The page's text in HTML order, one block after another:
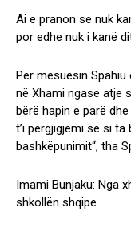
Ai e pranon se nuk
por edhe nuk i kanë
Për mësuesin
në Xhami ngase atje
bërë hapin e parë
t’i përgjigjemi se si
bashkëpunimit“, tha
Imami Bunjaku: Nga
shkollën shqipe